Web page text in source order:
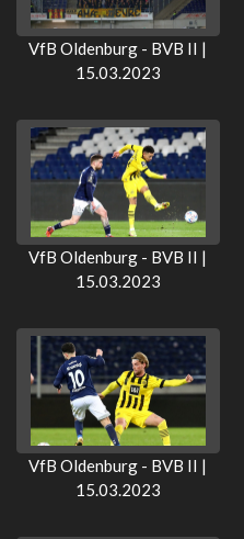
VfB Oldenburg - BVB II |
15.03.2023
VfB Oldenburg - BVB II |
15.03.2023
VfB Oldenburg - BVB II |
15.03.2023